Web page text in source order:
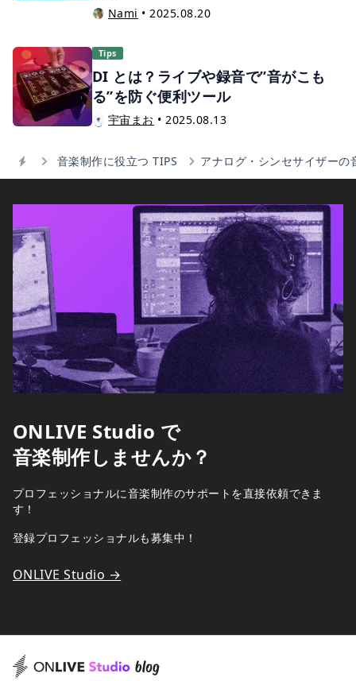
Nami •2025.08.20
Tips
DI とは？ライブや録音で”音がこも
る”を防ぐ便利ツール
宇宙まお •2025.08.13
音楽制作に役立つ TIPS アナログ・シンセサイザー
ONLIVE Studio で
音楽制作しませんか？
プロフェッショナルに音楽制作のサポートを直接依頼できま
す！
登録プロフェッショナルも募集中！
ONLIVE Studio →